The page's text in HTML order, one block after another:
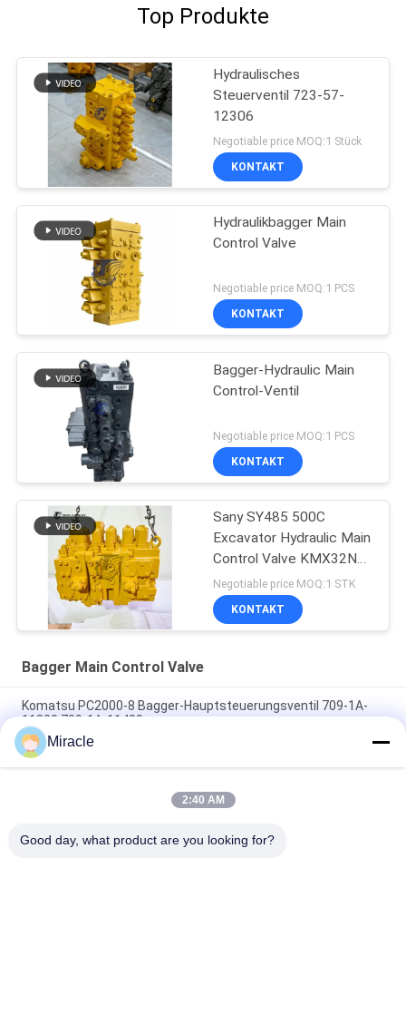
Top Produkte
Hydraulisches
Steuerventil 723-57-
12306
Negotiable price MOQ:1 Stück
KONTAKT
Hydraulikbagger Main
Control Valve
Negotiable price MOQ:1 PCS
KONTAKT
Bagger-Hydraulic Main
Control-Ventil
Negotiable price MOQ:1 PCS
KONTAKT
Sany SY485 500C
Excavator Hydraulic Main
Control Valve KMX32NA
High Quality
Negotiable price MOQ:1 STK
KONTAKT
Bagger Main Control Valve
Komatsu PC2000-8 Bagger-Hauptsteuerungsventil 709-1A-
11300 709-1A-11400
PC160LC-7 PC160-7 Steuerventil Bagger Komatsu, 723-57-
16100 Bagger Hauptteile
VOE14541591 Bohrer-Hauptsteuerventil für Volvo EC290B
Miracle
2:40 AM
Good day, what product are you looking for?